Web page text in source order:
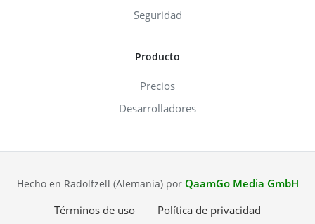
Seguridad
Producto
Precios
Desarrolladores
Hecho en Radolfzell (Alemania) por QaamGo Media GmbH
Términos de uso
Política de privacidad